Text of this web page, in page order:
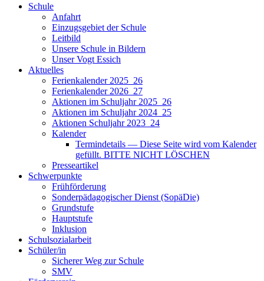
Schule
Anfahrt
Einzugsgebiet der Schule
Leitbild
Unsere Schule in Bildern
Unser Vogt Essich
Aktuelles
Ferienkalender 2025_26
Ferienkalender 2026_27
Aktionen im Schuljahr 2025_26
Aktionen im Schuljahr 2024_25
Aktionen Schuljahr 2023_24
Kalender
Termindetails — Diese Seite wird vom Kalender
gefüllt. BITTE NICHT LÖSCHEN
Presseartikel
Schwerpunkte
Frühförderung
Sonderpädagogischer Dienst (SopäDie)
Grundstufe
Hauptstufe
Inklusion
Schulsozialarbeit
Schüler/in
Sicherer Weg zur Schule
SMV